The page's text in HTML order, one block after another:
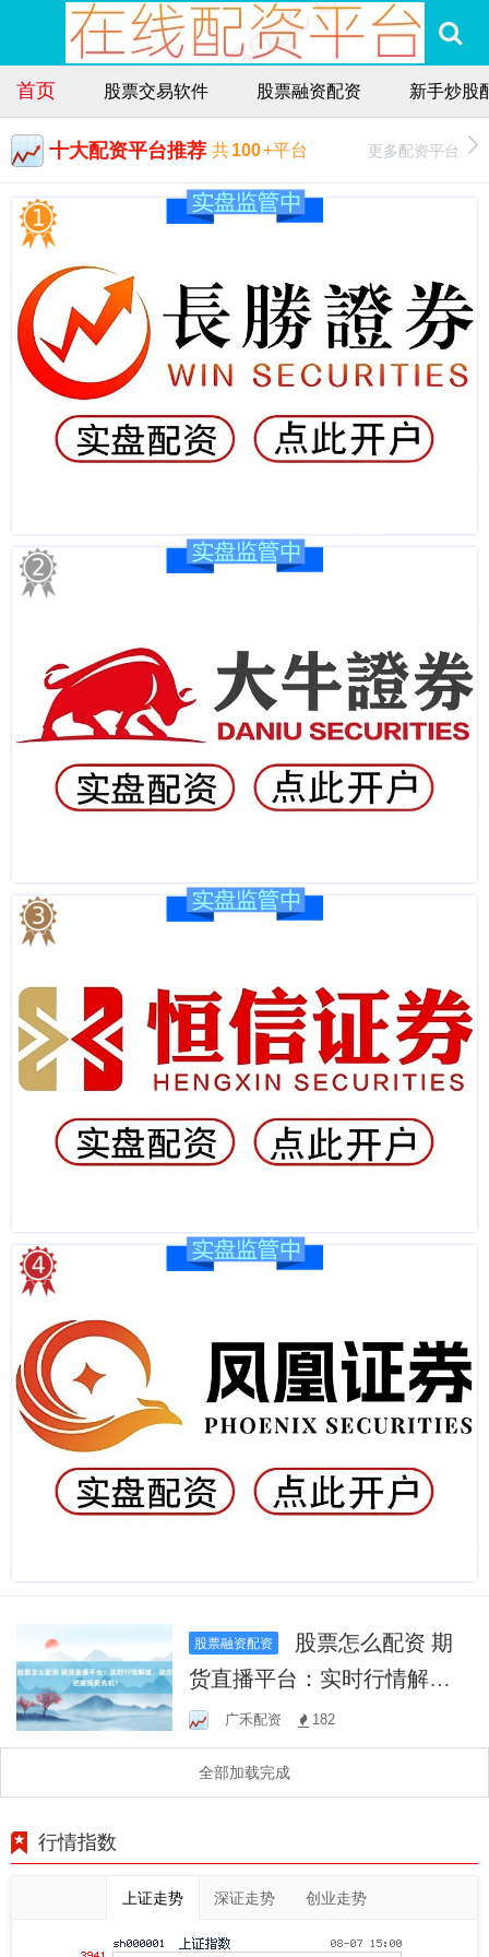
首页 股票交易软件 股票融资配资 新手炒股
十大配资平台推荐 共100+平台 更多配资平台
股票融资配资
货直播平台：实时行情解
读，助您把握投资先机！
广禾配资 182
全部加载完成
行情指数
上证走势 深证走势 创业走势